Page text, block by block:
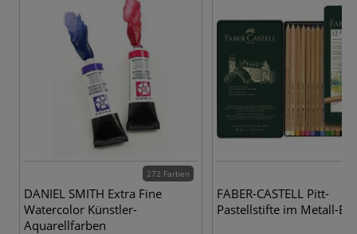
272 Farben
DANIEL SMITH Extra Fine
Watercolor Künstler-
Aquarellfarben
FABER-CASTELL Pitt-
Pastellstifte im Metall-